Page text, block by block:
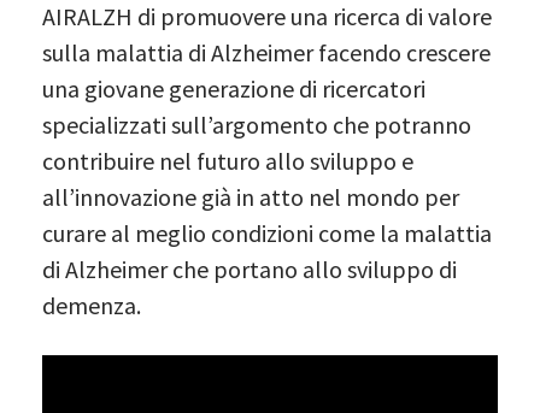
AIRALZH di promuovere una ricerca di valore
sulla malattia di Alzheimer facendo crescere
una giovane generazione di ricercatori
specializzati sull’argomento che potranno
contribuire nel futuro allo sviluppo e
all’innovazione già in atto nel mondo per
curare al meglio condizioni come la malattia
di Alzheimer che portano allo sviluppo di
demenza.